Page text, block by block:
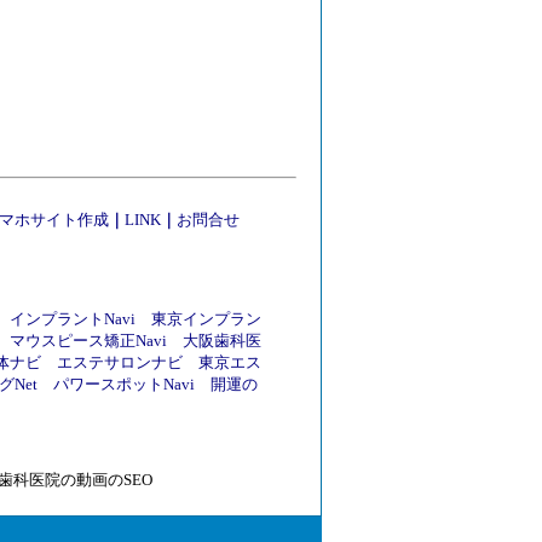
ホサイト作成 LINK お問合せ
インプラントNavi
東京インプラン
マウスピース矯正Navi
大阪歯科医
ナビ
エステサロンナビ
東京エス
Net
パワースポットNavi 開運の
科医院の動画のSEO